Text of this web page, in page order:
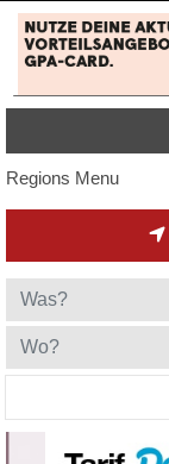
Regions Menu